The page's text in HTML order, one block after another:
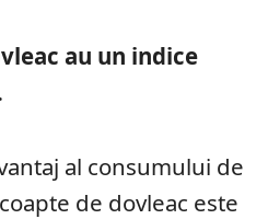
au un indice
al consumului de
de dovleac este